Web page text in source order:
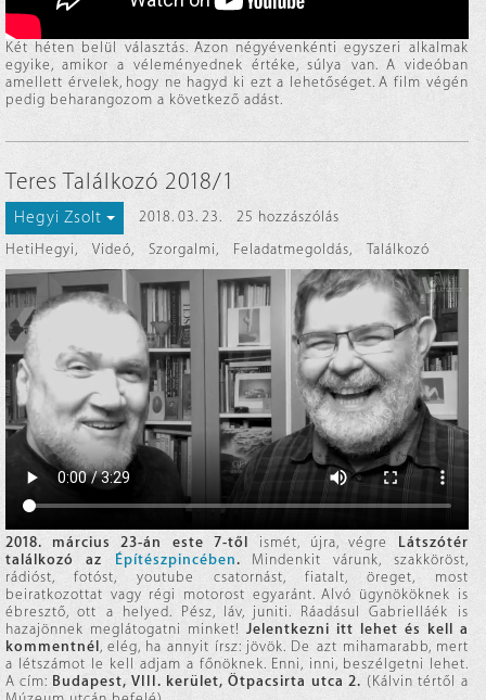
Két héten belül választás. Azon négyévenkénti egyszeri alkalmak
egyike, amikor a véleményednek értéke, súlya van. A videóban
amellett érvelek, hogy ne hagyd ki ezt a lehetőséget. A film végén
pedig beharangozom a következő adást.
Teres Találkozó 2018/1
Hegyi Zsolt 2018. 03. 23.
25 hozzászólás
HetiHegyi , Videó, Szorgalmi , Feladatmegoldás, Találkozó
2018. március 23-án este 7-től ismét, újra, végre Látszótér
találkozó az Építészpincében. Mindenkit várunk, szakköröst,
rádióst, fotóst, youtube csatornást, fiatalt, öreget, most
beiratkozottat vagy régi motorost egyaránt. Alvó ügynököknek is
ébresztő, ott a helyed. Pész, láv, juniti. Ráadásul Gabrielláék is
hazajönnek meglátogatni minket! Jelentkezni itt lehet és kell a
kommentnél, elég, ha annyit írsz: jövök. De azt mihamarabb, mert
a létszámot le kell adjam a főnöknek. Enni, inni, beszélgetni lehet.
A cím: Budapest, VIII. kerület, Ötpacsirta utca 2. (Kálvin tértől a